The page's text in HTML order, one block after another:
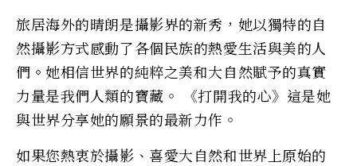
旅居海外的晴朗是攝影界的新秀，她以獨特的自
然攝影方式感動了各個民族的熱愛生活與美的人
們。她相信世界的純粹之美和大自然賦予的真實
力量是我們人類的寶藏。 《打開我的心》這是她
與世界分享她的願景的最新力作。
如果您熱衷於攝影、喜愛大自然和世界上原始的